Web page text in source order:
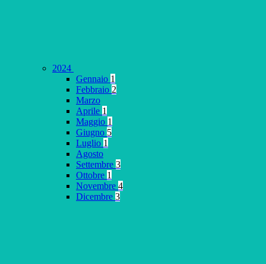
2024
Gennaio 1
Febbraio 2
Marzo
Aprile 1
Maggio 1
Giugno 5
Luglio 1
Agosto
Settembre 3
Ottobre 1
Novembre 4
Dicembre 3